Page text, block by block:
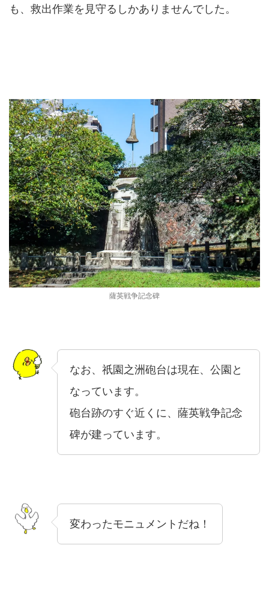
も、救出作業を見守るしかありませんでした。
薩英戦争記念碑
なお、祇園之洲砲台は現在、公園と
なっています。
砲台跡のすぐ近くに、薩英戦争記念
碑が建っています。
変わったモニュメントだね！